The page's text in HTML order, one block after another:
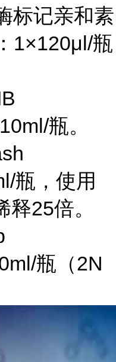
标记亲和素
1×120μl/瓶
瓶。
瓶，使用
释25倍。
瓶（2N